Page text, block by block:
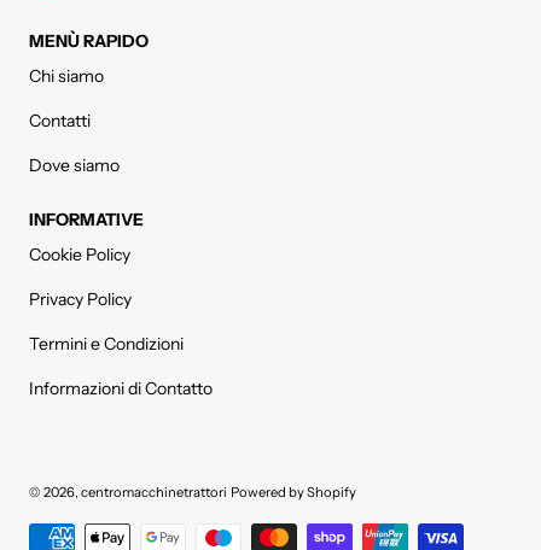
MENÙ RAPIDO
Chi siamo
Contatti
Dove siamo
INFORMATIVE
Cookie Policy
Privacy Policy
Termini e Condizioni
Informazioni di Contatto
© 2026, centromacchinetrattori Powered by Shopify
Metodi di pagamento